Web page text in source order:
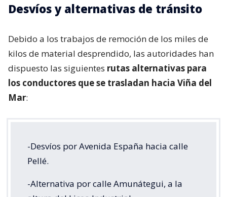
Desvíos y alternativas de tránsito
Debido a los trabajos de remoción de los miles de
kilos de material desprendido, las autoridades han
dispuesto las siguientes rutas alternativas para
los conductores que se trasladan hacia Viña del
Mar:
-Desvíos por Avenida España hacia calle
Pellé.
-Alternativa por calle Amunátegui, a la